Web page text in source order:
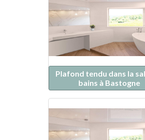
Plafond tendu dans la
bains à Bastogne